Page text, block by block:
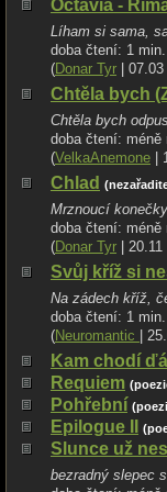
Octavia -
Líham si sama,
doba čtení: 1 min.
(Donar Tyr | 07.03 |
Chtěla bych
Chtěla bych
doba čtení: méně
(VelkaAnemone |
Chlad
Mrznoucí
doba čtení: méně
(Donar Tyr | 20.11 |
Svůj kříž si
Na zádech kříž,
doba čtení: 1 min.
(Neuromantic |
Kam chodí
Requiem
Pohřební
Epilogue II
Slunce už
bezradný slepec